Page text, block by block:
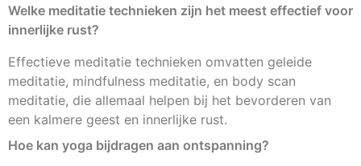
Welke meditatie technieken zijn het meest effectief voor
innerlijke rust?
Effectieve meditatie technieken omvatten geleide
meditatie, mindfulness meditatie, en body scan
meditatie, die allemaal helpen bij het bevorderen van
een kalmere geest en innerlijke rust.
Hoe kan yoga bijdragen aan ontspanning?